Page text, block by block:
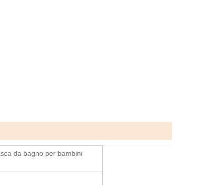
da bagno per bambini